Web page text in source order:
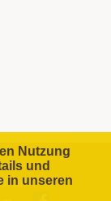
Nutzung
und
in unseren